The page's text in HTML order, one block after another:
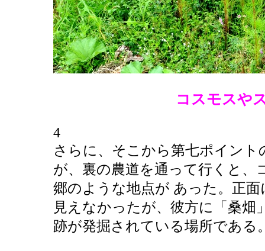
コスモスや
4
さらに、そこから第七ポイン
が、裏の農道を通って行くと、
郷のような地点が あった。正
見えなかったが、彼方に「桑畑
跡が発掘されている場所である